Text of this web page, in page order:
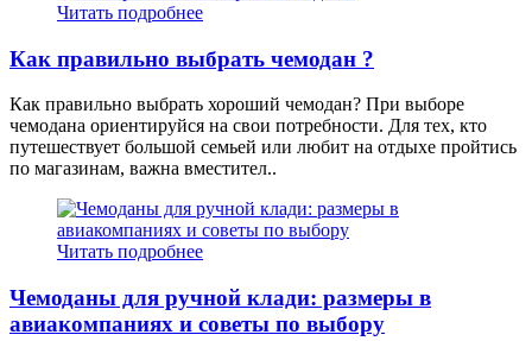
Читать подробнее
Как правильно выбрать чемодан ?
Как правильно выбрать хороший чемодан? При выборе
чемодана ориентируйся на свои потребности. Для тех, кто
путешествует большой семьей или любит на отдыхе пройтись
по магазинам, важна вместител..
Читать подробнее
Чемоданы для ручной клади: размеры в
авиакомпаниях и советы по выбору